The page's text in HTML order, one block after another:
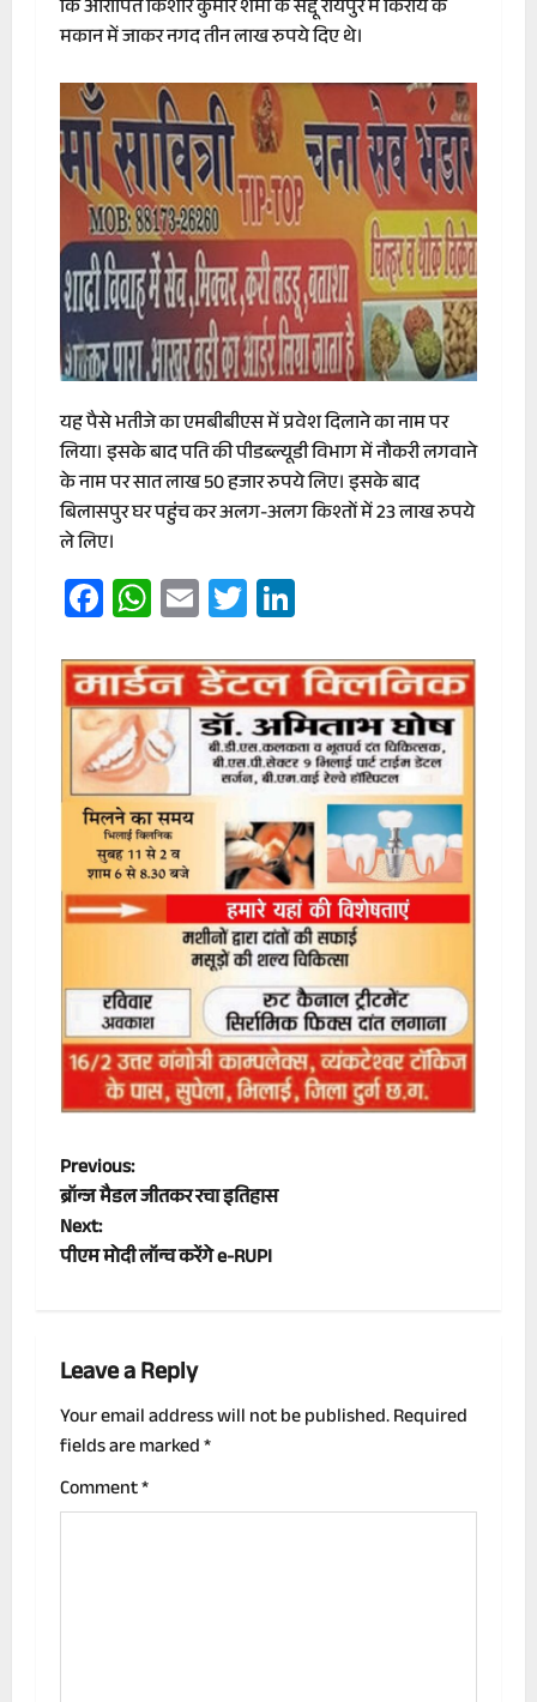
कि आरोपित किशोर कुमार शर्मा के सद्दू रायपुर में किराये के
मकान में जाकर नगद तीन लाख रुपये दिए थे।
यह पैसे भतीजे का एमबीबीएस में प्रवेश दिलाने का नाम पर
लिया। इसके बाद पति की पीडब्ल्यूडी विभाग में नौकरी लगवाने
के नाम पर सात लाख 50 हजार रुपये लिए। इसके बाद
बिलासपुर घर पहुंच कर अलग-अलग किश्तों में 23 लाख रुपये
ले लिए।
Facebook
WhatsApp
EmailTwitter
P
o
s
n
a
v
i
Previous:
ब्रॉन्ज मैडल जीतकर रचा इतिहास
Next:
पीएम मोदी लॉन्च करेंगे e-RUPI
Leave a Reply
Your email address will not be published.Required
fields are marked*
Comment*